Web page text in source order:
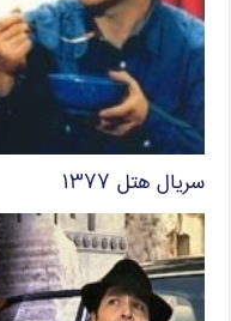
سریال هتل ۱۳۷۷